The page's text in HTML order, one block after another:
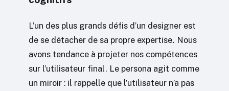
L’un des plus grands défis d’un designer est
de se détacher de sa propre expertise. Nous
avons tendance à projeter nos compétences
sur l’utilisateur final. Le persona agit comme
un miroir : il rappelle que l’utilisateur n’a pas